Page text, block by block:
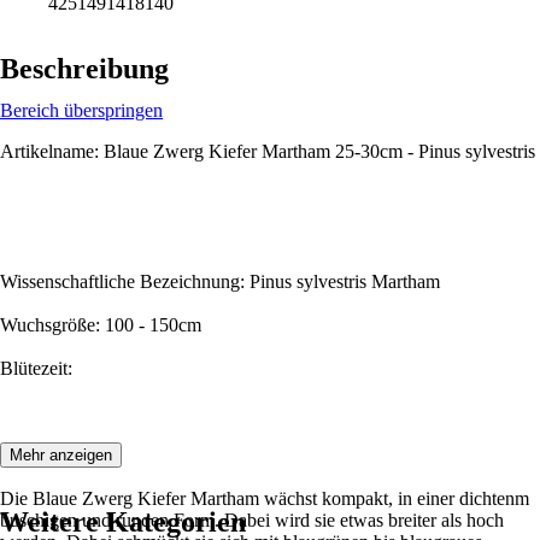
Beschreibung
Bereich überspringen
Artikelname: Blaue Zwerg Kiefer Martham 25-30cm - Pinus sylvestris
Wissenschaftliche Bezeichnung: Pinus sylvestris Martham
Wuchsgröße: 100 - 150cm
Blütezeit:
Beschreibung:
Die Blaue Zwerg Kiefer Martham wächst kompakt, in einer dichtenm
buschigen und runden Form. Dabei wird sie etwas breiter als hoch
Mehr anzeigen
Weitere Kategorien